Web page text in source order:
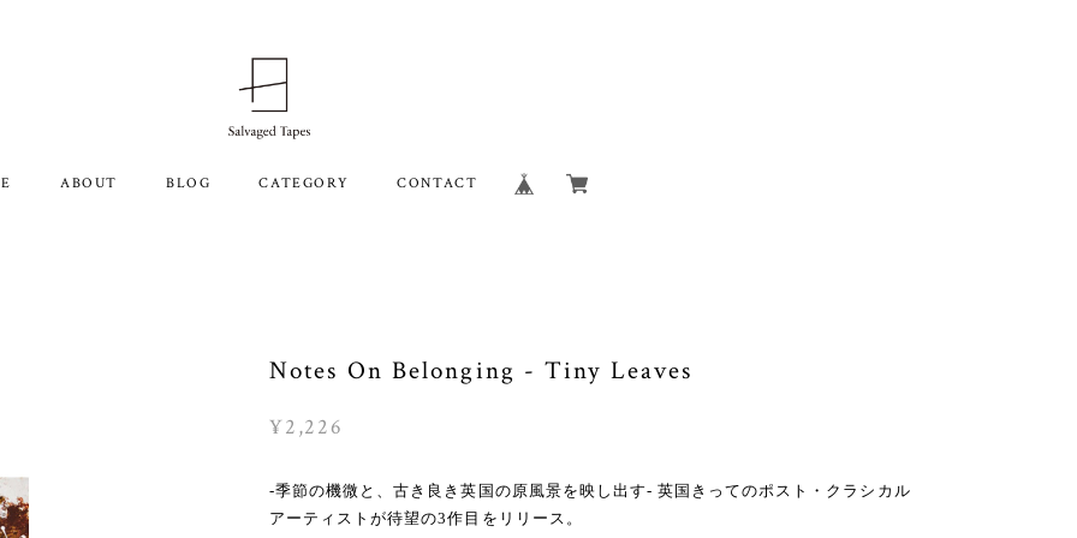
ABOUT BLOG CATEGORY CONTACT
Notes On Belonging - Tiny Leaves
¥2,226
-季節の機微と、古き良き英国の原風景を映し出す- 英国きってのポスト・クラシカル
アーティストが待望の3作目をリリース。